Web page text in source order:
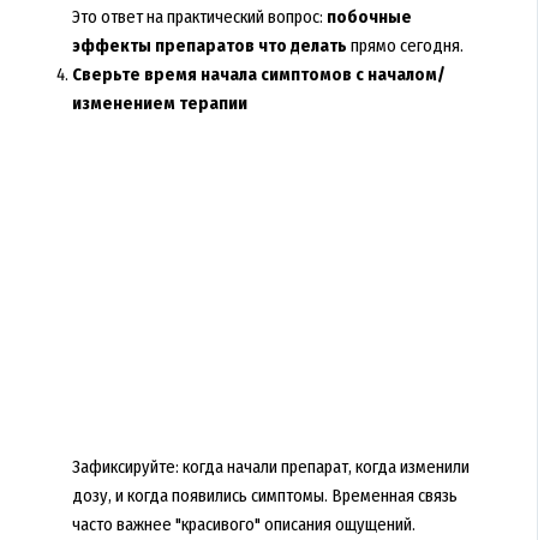
Это ответ на практический вопрос: побочные
эффекты препаратов что делать прямо сегодня.
Сверьте время начала симптомов с началом/
изменением терапии
Зафиксируйте: когда начали препарат, когда изменили
дозу, и когда появились симптомы. Временная связь
часто важнее "красивого" описания ощущений.